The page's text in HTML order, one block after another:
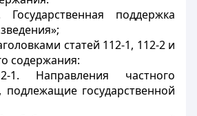
Государственная поддержка
статей 112-1, 112-2 и
содержания:
1. Направления частного
подлежащие государственной